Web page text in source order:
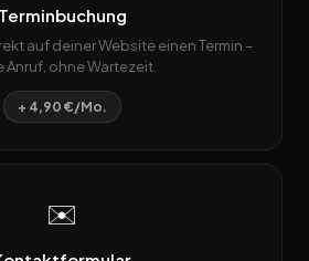
Terminbuchung
auf deiner Website einen Termin –
Anruf, ohne Wartezeit.
+ 4,90 €/Mo.
✉️